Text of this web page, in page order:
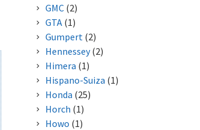
GMC(2)
GTA(1)
Gumpert (2)
Hennessey(2)
Himera (1)
Hispano-Suiza (1)
Honda (25)
Horch (1)
Howo (1)